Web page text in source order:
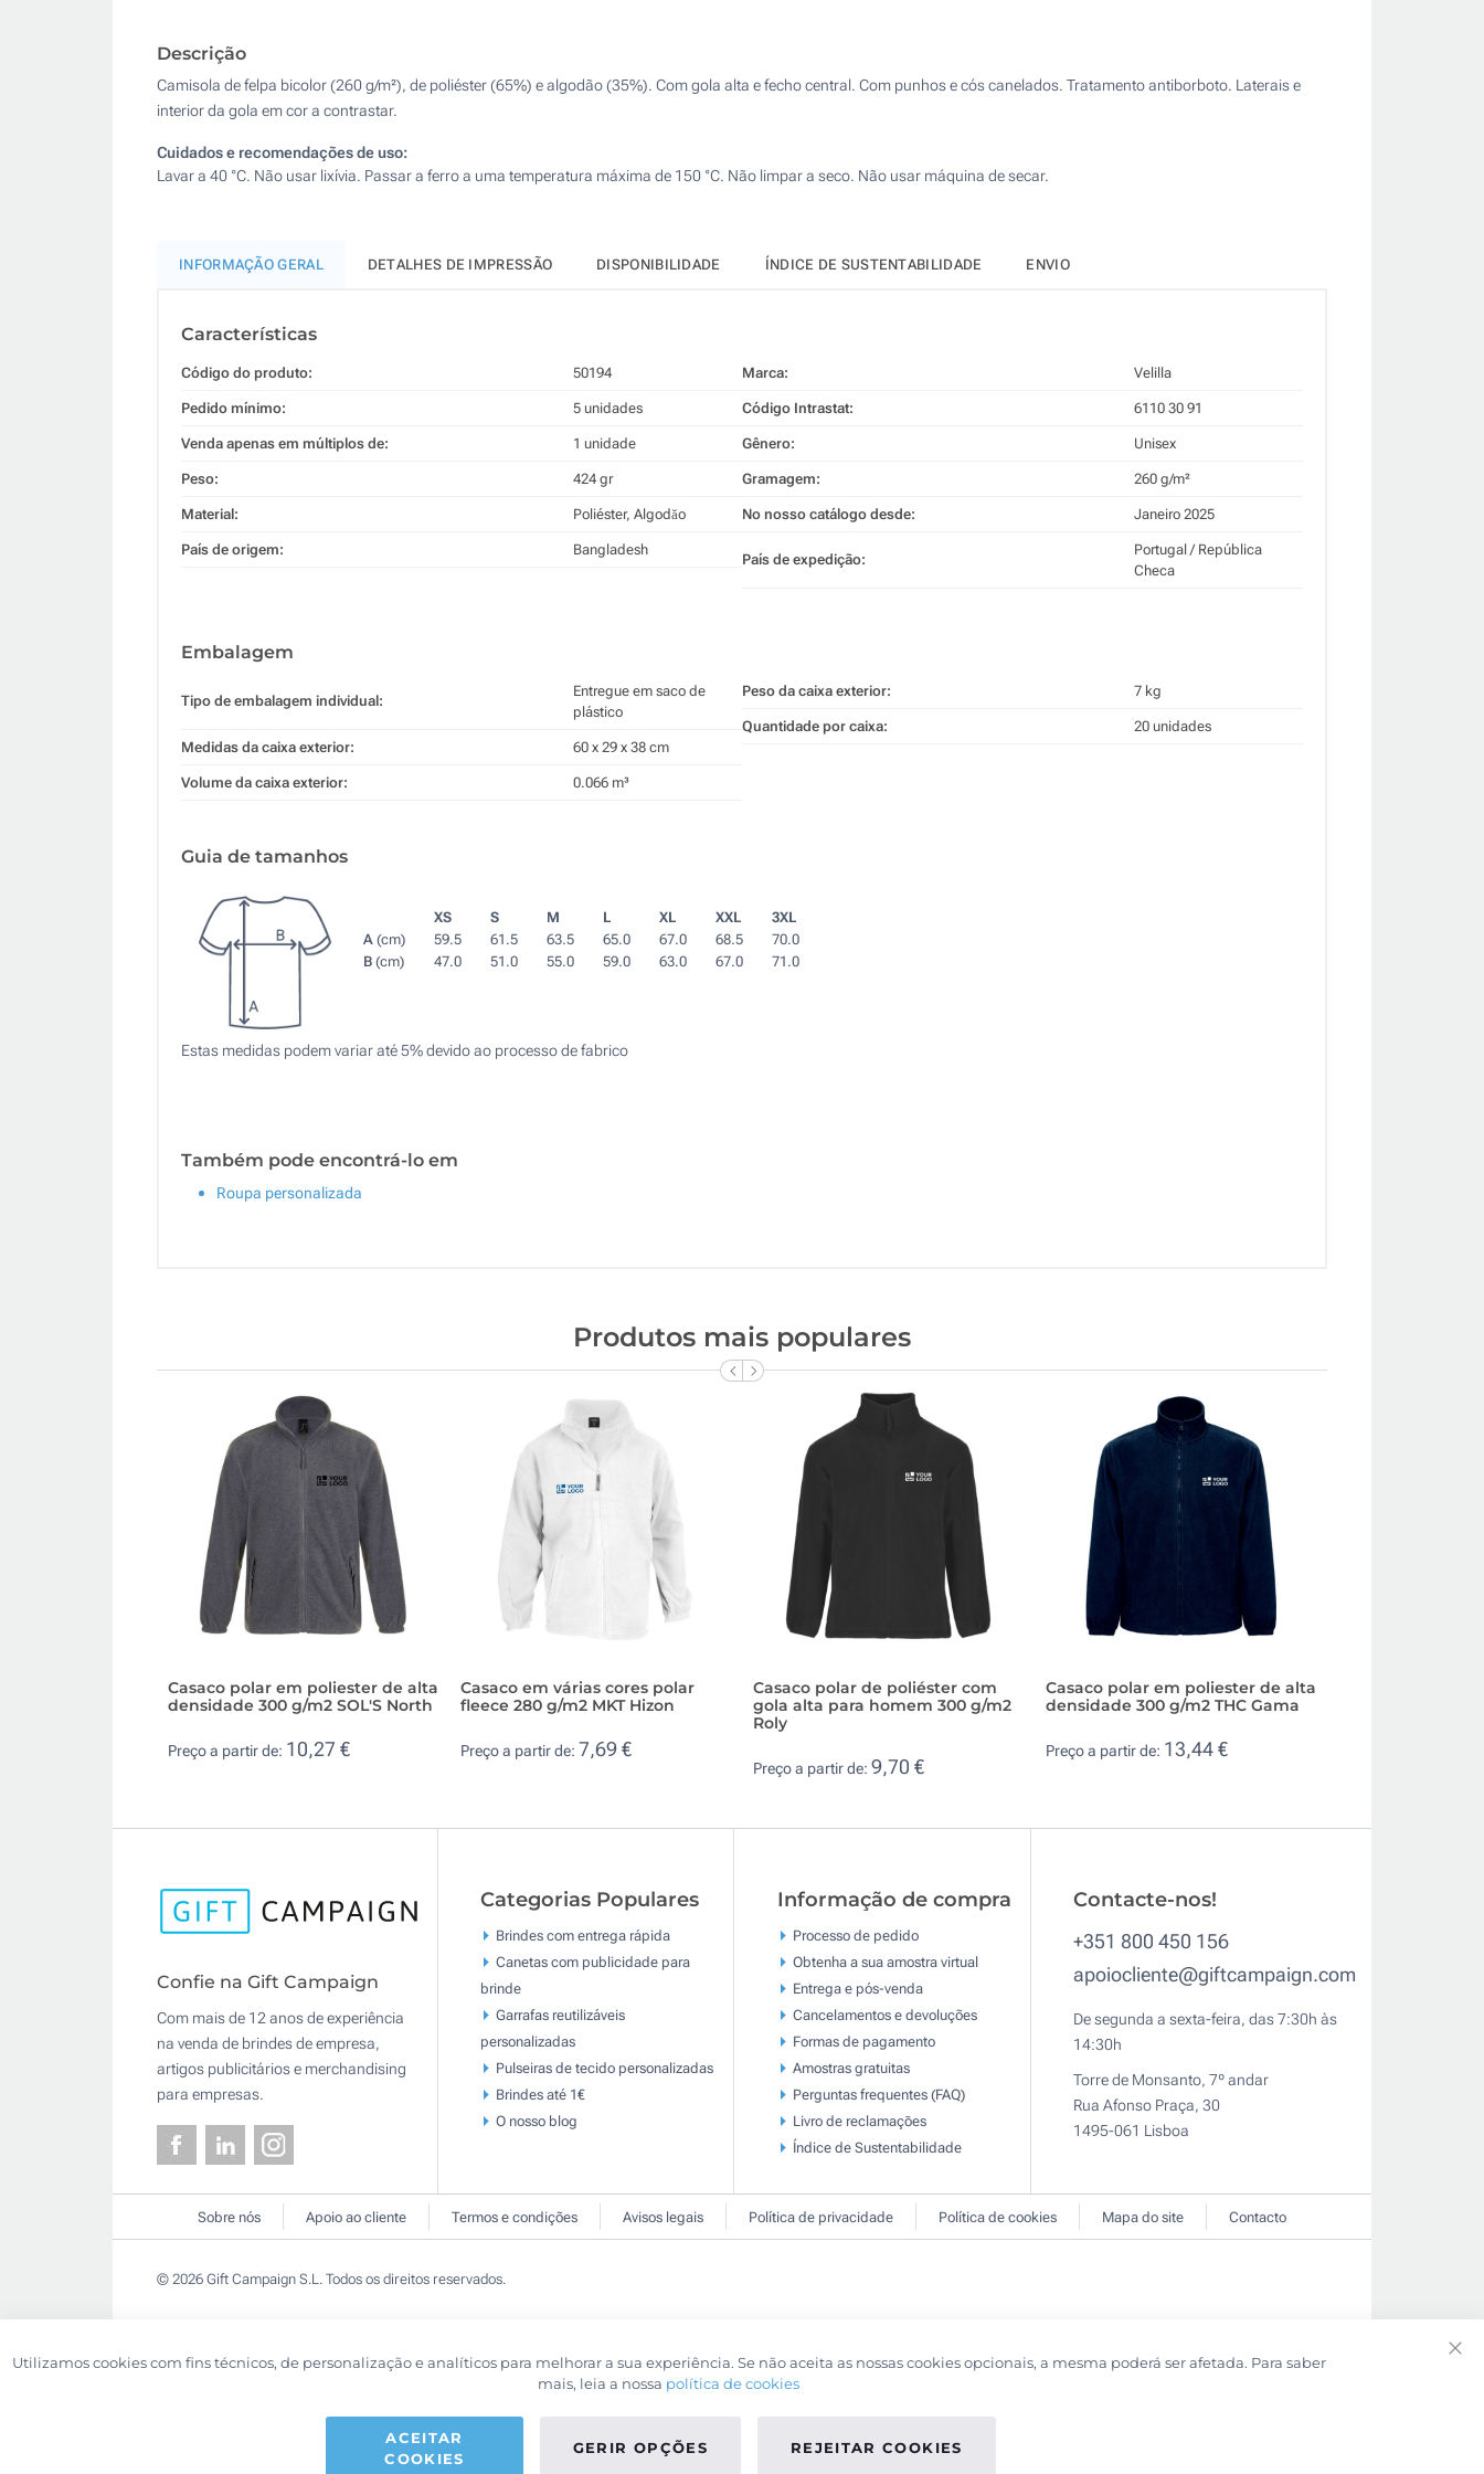
Transferência digital a cores (Num lado)
Descrição
Camisola de felpa bicolor (260 g/m²), de poliéster (65%) e algodão (35%). Com gola alta e fecho central. Com punhos e cós canelados. Tratamento antiborboto. Laterais e
interior da gola em cor a contrastar.
Cuidados e recomendações de uso:
Lavar a 40 °C. Não usar lixívia. Passar a ferro a uma temperatura máxima de 150 °C. Não limpar a seco. Não usar máquina de secar.
INFORMAÇÃO GERAL DETALHES DE IMPRESSÃO DISPONIBILIDADE ÍNDICE DE SUSTENTABILIDADE ENVIO
Características
Código do produto: 50194
Pedido mínimo: 5 unidades
Venda apenas em múltiplos de: 1 unidade
Peso: 424 gr
Material: Poliéster, Algodăo
País de origem: Bangladesh
Marca: Velilla
Código Intrastat: 6110 30 91
Gênero: Unisex
Gramagem: 260 g/m²
No nosso catálogo desde: Janeiro 2025
País de expedição:
Portugal / República
Checa
Embalagem
Tipo de embalagem individual:
Entregue em saco de
plástico
Medidas da caixa exterior: 60 x 29 x 38 cm
Volume da caixa exterior: 0.066 m³
Peso da caixa exterior: 7 kg
Quantidade por caixa: 20 unidades
Guia de tamanhos
XS S M L XL XXL
3XL
A (cm) 59.5 61.5 63.5 65.0 67.0 68.5
70.0
B (cm) 47.0 51.0 55.0 59.0 63.0 67.0 71.0
Estas medidas podem variar até 5% devido ao processo de fabrico
Também pode encontrá-lo em
Roupa personalizada
Produtos mais populares
Casaco polar em poliester de alta
densidade 300 g/m2 SOL'S North
Preço a partir de: 10,27 €
Casaco em várias cores polar
fleece 280 g/m2 MKT Hizon
Preço a partir de: 7,69 €
Casaco polar de poliéster com
gola alta para homem 300 g/m2
Roly
Preço a partir de: 9,70 €
Casaco polar em poliester de alta
densidade 300 g/m2 THC Gama
Preço a partir de: 13,44 €
Confie na Gift Campaign
Com mais de 12 anos de experiência
na venda de brindes de empresa,
artigos publicitários e merchandising
para empresas.
Categorias Populares
Brindes com entrega rápida
Canetas com publicidade para
brinde
Garrafas reutilizáveis
personalizadas
Pulseiras de tecido personalizadas
Brindes até 1€
O nosso blog
Informação de compra
Processo de pedido
Obtenha a sua amostra virtual
Entrega e pós-venda
Cancelamentos e devoluções
Formas de pagamento
Amostras gratuitas
Perguntas frequentes (FAQ)
Livro de reclamaçōes
Índice de Sustentabilidade
Contacte-nos!
+351 800 450 156
apoiocliente@giftcampaign.com
De segunda a sexta-feira, das 7:30h às
14:30h
Torre de Monsanto, 7º andar
Rua Afonso Praça, 30
1495-061 Lisboa
Sobre nós Apoio ao cliente Termos e condições Avisos legais Política de privacidade Política de cookies Mapa do site Contacto
© 2026 Gift Campaign S.L. Todos os direitos reservados.
Utilizamos cookies com fins técnicos, de personalização e analíticos para melhorar a sua experiência. Se não aceita as nossas cookies opcionais, a mesma poderá ser afetada. Para saber
mais, leia a nossa política de cookies
ACEITAR
COOKIES
GERIR OPÇÕES REJEITAR COOKIES